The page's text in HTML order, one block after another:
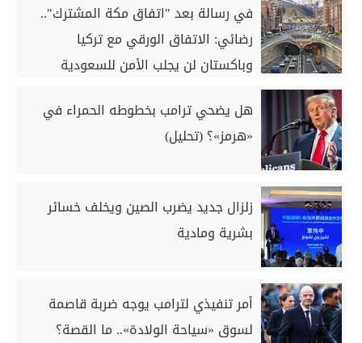
في رسالة بعد "اتفاق مكة المشترك"..
رضائي: الاتفاق الورقي مع تركيا
وباكستان لن يجلب الأمن للسعودية
هل يضحي ترامب بخطوطه الحمراء في
«هرمز»؟ (تحليل)
زلزال جديد يضرب الصين ويخلف خسائر
بشرية ومادية
أمر تنفيذي لترامب يوجه ضربة قاصمة
لسوق «سياحة الولادة».. ما القصة؟